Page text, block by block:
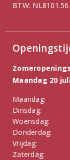
BTW:
Maandag 20
Maandag:
Dinsdag:
Woensdag:
Donderdag:
Vrijdag:
Zaterdag: